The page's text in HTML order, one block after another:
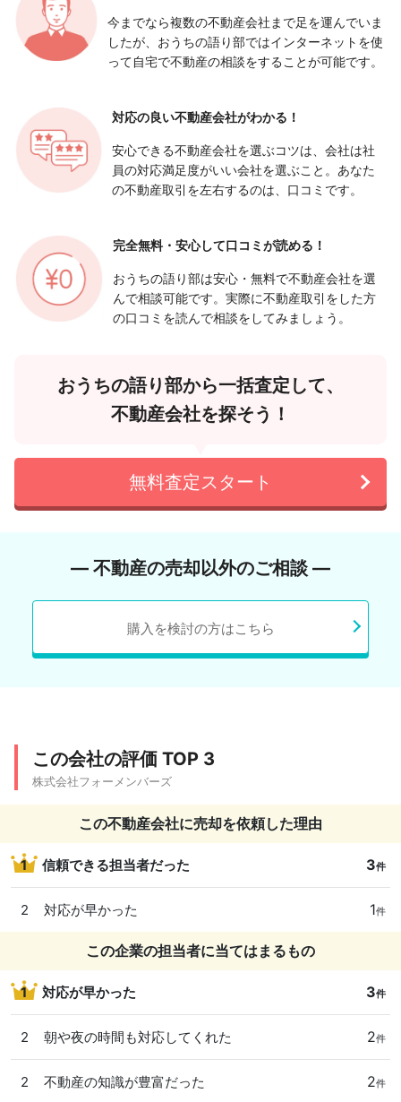
今までなら複数の不動産会社まで足を運んでいま
したが、おうちの語り部ではインターネットを使
って自宅で不動産の相談をすることが可能です。
対応の良い不動産会社がわかる！
安心できる不動産会社を選ぶコツは、会社は社
員の対応満足度がいい会社を選ぶこと。あなた
の不動産取引を左右するのは、口コミです。
完全無料・安心して口コミが読める！
おうちの語り部は安心・無料で不動産会社を選
んで相談可能です。実際に不動産取引をした方
の口コミを読んで相談をしてみましょう。
おうちの語り部から一括査定して、
不動産会社を探そう！
無料査定スタート
― 不動産の売却以外のご相談 ―
購入を検討の方はこちら
この会社の評価 TOP 3
株式会社フォーメンバーズ
この不動産会社に売却を依頼した理由
1 信頼できる担当者だった 3件
2 対応が早かった 1件
この企業の担当者に当てはまるもの
1 対応が早かった 3件
2 朝や夜の時間も対応してくれた 2件
2 不動産の知識が豊富だった 2件